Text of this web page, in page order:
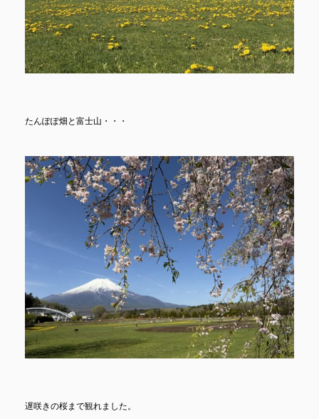
たんぽぽ畑と富士山・・・
遅咲きの桜まで観れました。